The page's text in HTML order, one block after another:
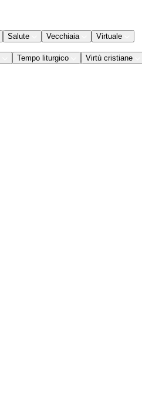
Salute Vecchiaia Virtuale
Tempo liturgico Virtù cristiane